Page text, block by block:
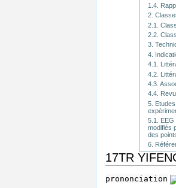
1.4.
2.
2.1.
2.2.
3.
4.
4.1.
4.2.
4.3.
4.4.
5.
5.1. EEG
modifiés
des
6.
17TR
prononciation